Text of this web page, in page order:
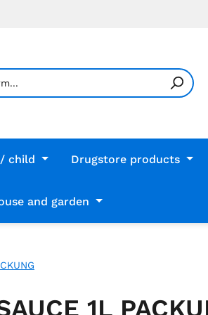
child Drugstore products
and garden
1L